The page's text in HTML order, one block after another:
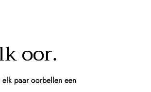
oor.
paar oorbellen een